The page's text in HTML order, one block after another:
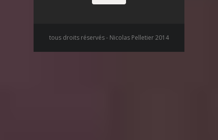
tous droits réservés - Nicolas Pelletier 2014